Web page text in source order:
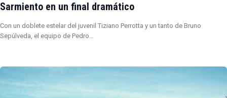
Sarmiento en un final dramático
Con un doblete estelar del juvenil Tiziano Perrotta y un tanto de Bruno
Sepúlveda, el equipo de Pedro…